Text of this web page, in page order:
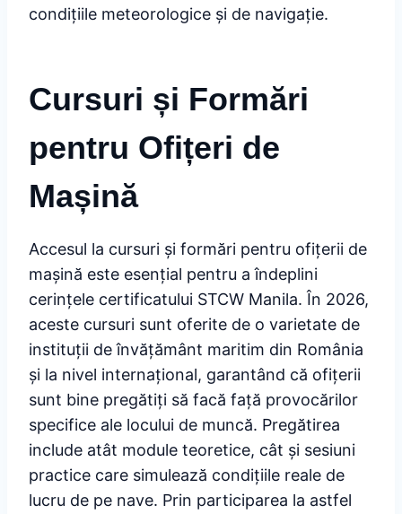
condițiile meteorologice și de navigație.
Cursuri și Formări
pentru Ofițeri de
Mașină
Accesul la cursuri și formări pentru ofițerii de
mașină este esențial pentru a îndeplini
cerințele certificatului STCW Manila. În 2026,
aceste cursuri sunt oferite de o varietate de
instituții de învățământ maritim din România
și la nivel internațional, garantând că ofițerii
sunt bine pregătiți să facă față provocărilor
specifice ale locului de muncă. Pregătirea
include atât module teoretice, cât și sesiuni
practice care simulează condițiile reale de
lucru de pe nave. Prin participarea la astfel